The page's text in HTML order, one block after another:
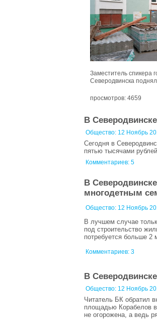
Заместитель спикера
Северодвинска
Ленина, 6.
просмотров: 4659
В
Общество: 12 Ноябрь
Сегодня в
пятью тысячами
Комментариев: 5
В
многодетным
Общество: 12 Ноябрь
В лучшем случае
под строительство
потребуется больше 2
Комментариев: 3
В
Общество: 12 Ноябрь
Читатель БК обратил
площадью Корабелов в
не огорожена, а ведь